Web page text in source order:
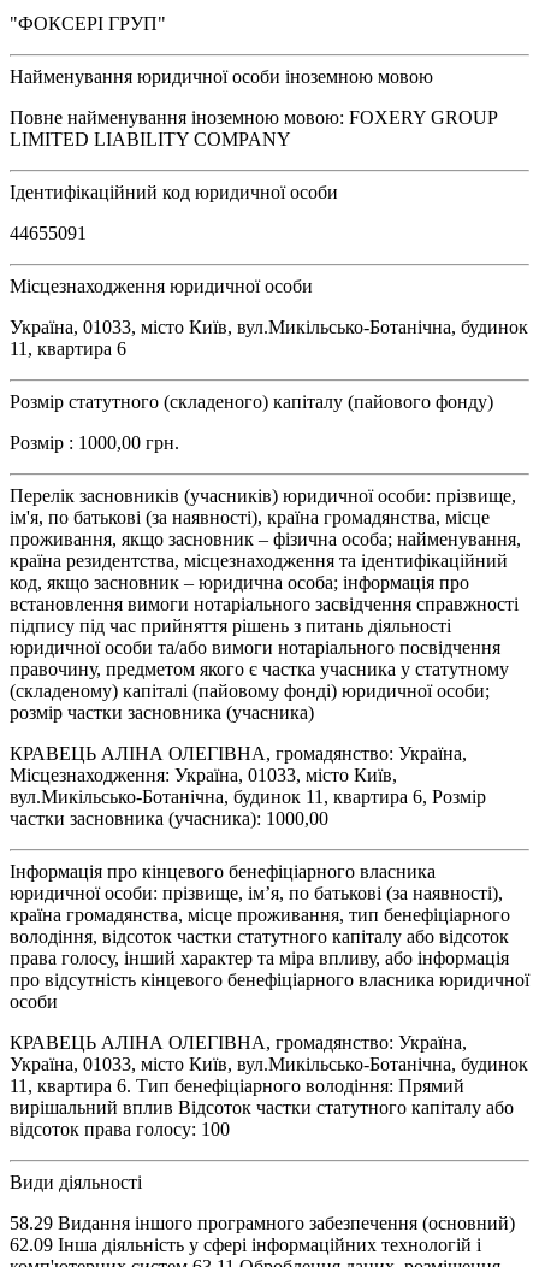
"ФОКСЕРІ ГРУП"
Найменування юридичної особи іноземною мовою
Повне найменування іноземною мовою: FOXERY GROUP
LIMITED LIABILITY COMPANY
Ідентифікаційний код юридичної особи
44655091
Місцезнаходження юридичної особи
Україна, 01033, місто Київ, вул.Микільсько-Ботанічна, будинок
11, квартира 6
Розмір статутного (складеного) капіталу (пайового фонду)
Розмір : 1000,00 грн.
Перелік засновників (учасників) юридичної особи: прізвище,
ім'я, по батькові (за наявності), країна громадянства, місце
проживання, якщо засновник – фізична особа; найменування,
країна резидентства, місцезнаходження та ідентифікаційний
код, якщо засновник – юридична особа; інформація про
встановлення вимоги нотаріального засвідчення справжності
підпису під час прийняття рішень з питань діяльності
юридичної особи та/або вимоги нотаріального посвідчення
правочину, предметом якого є частка учасника у статутному
(складеному) капіталі (пайовому фонді) юридичної особи;
розмір частки засновника (учасника)
КРАВЕЦЬ АЛІНА ОЛЕГІВНА, громадянство: Україна,
Місцезнаходження: Україна, 01033, місто Київ,
вул.Микільсько-Ботанічна, будинок 11, квартира 6, Розмір
частки засновника (учасника): 1000,00
Інформація про кінцевого бенефіціарного власника
юридичної особи: прізвище, ім’я, по батькові (за наявності),
країна громадянства, місце проживання, тип бенефіціарного
володіння, відсоток частки статутного капіталу або відсоток
права голосу, інший характер та міра впливу, або інформація
про відсутність кінцевого бенефіціарного власника юридичної
особи
КРАВЕЦЬ АЛІНА ОЛЕГІВНА, громадянство: Україна,
Україна, 01033, місто Київ, вул.Микільсько-Ботанічна, будинок
11, квартира 6. Тип бенефіціарного володіння: Прямий
вирішальний вплив Відсоток частки статутного капіталу або
відсоток права голосу: 100
Види діяльності
58.29 Видання іншого програмного забезпечення (основний)
62.09 Інша діяльність у сфері інформаційних технологій і